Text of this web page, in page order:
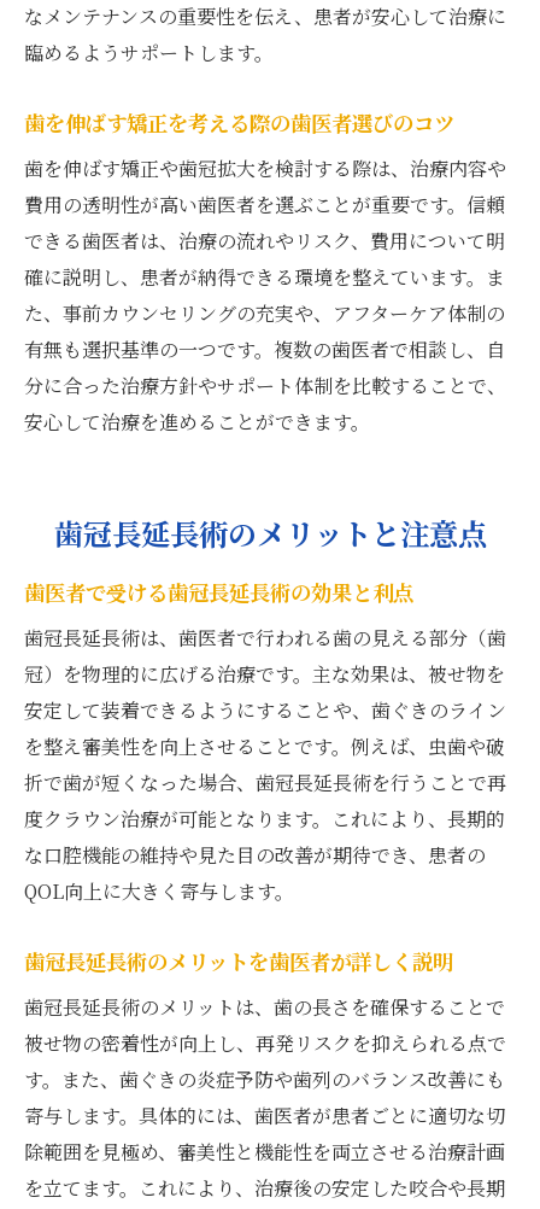
なメンテナンスの重要性を伝え、患者が安心して治療に
臨めるようサポートします。
歯を伸ばす矯正を考える際の歯医者選びのコツ
歯を伸ばす矯正や歯冠拡大を検討する際は、治療内容や
費用の透明性が高い歯医者を選ぶことが重要です。信頼
できる歯医者は、治療の流れやリスク、費用について明
確に説明し、患者が納得できる環境を整えています。ま
た、事前カウンセリングの充実や、アフターケア体制の
有無も選択基準の一つです。複数の歯医者で相談し、自
分に合った治療方針やサポート体制を比較することで、
安心して治療を進めることができます。
歯冠長延長術のメリットと注意点
歯医者で受ける歯冠長延長術の効果と利点
歯冠長延長術は、歯医者で行われる歯の見える部分（歯
冠）を物理的に広げる治療です。主な効果は、被せ物を
安定して装着できるようにすることや、歯ぐきのライン
を整え審美性を向上させることです。例えば、虫歯や破
折で歯が短くなった場合、歯冠長延長術を行うことで再
度クラウン治療が可能となります。これにより、長期的
な口腔機能の維持や見た目の改善が期待でき、患者の
QOL向上に大きく寄与します。
歯冠長延長術のメリットを歯医者が詳しく説明
歯冠長延長術のメリットは、歯の長さを確保することで
被せ物の密着性が向上し、再発リスクを抑えられる点で
す。また、歯ぐきの炎症予防や歯列のバランス改善にも
寄与します。具体的には、歯医者が患者ごとに適切な切
除範囲を見極め、審美性と機能性を両立させる治療計画
を立てます。これにより、治療後の安定した咬合や長期